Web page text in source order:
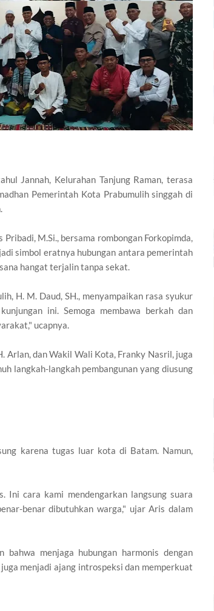
Jannah, Kelurahan Tanjung Raman, terasa
Pemerintah Kota Prabumulih singgah di
M.Si., bersama rombongan Forkopimda,
simbol eratnya hubungan antara pemerintah
hangat terjalin tanpa sekat.
H. M. Daud, SH., menyampaikan rasa syukur
ini. Semoga membawa berkah dan
ucapnya.
Arlan, dan Wakil Wali Kota, Franky Nasril, juga
langkah-langkah pembangunan yang diusung
karena tugas luar kota di Batam. Namun,
Ini cara kami mendengarkan langsung suara
benar dibutuhkan warga," ujar Aris dalam
bahwa menjaga hubungan harmonis dengan
menjadi ajang introspeksi dan memperkuat